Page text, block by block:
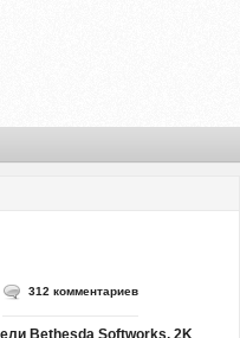
312 комментариев
Bethesda Softworks, 2K